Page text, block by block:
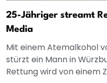
25-Jähriger streamt
Media
Mit einem Atemalkohol
stürzt ein Mann in
Rettung wird von einem